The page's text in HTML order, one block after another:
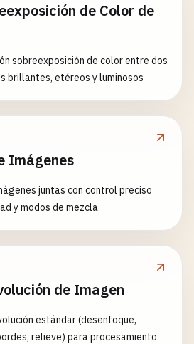
de Color de
sobreexposición de color entre dos
brillantes, etéreos y luminosos
Imágenes
juntas con control preciso
y modos de mezcla
de Imagen
estándar (desenfoque,
relieve) para procesamiento